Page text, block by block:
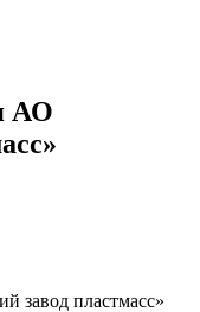
АО
завод пластмасс»